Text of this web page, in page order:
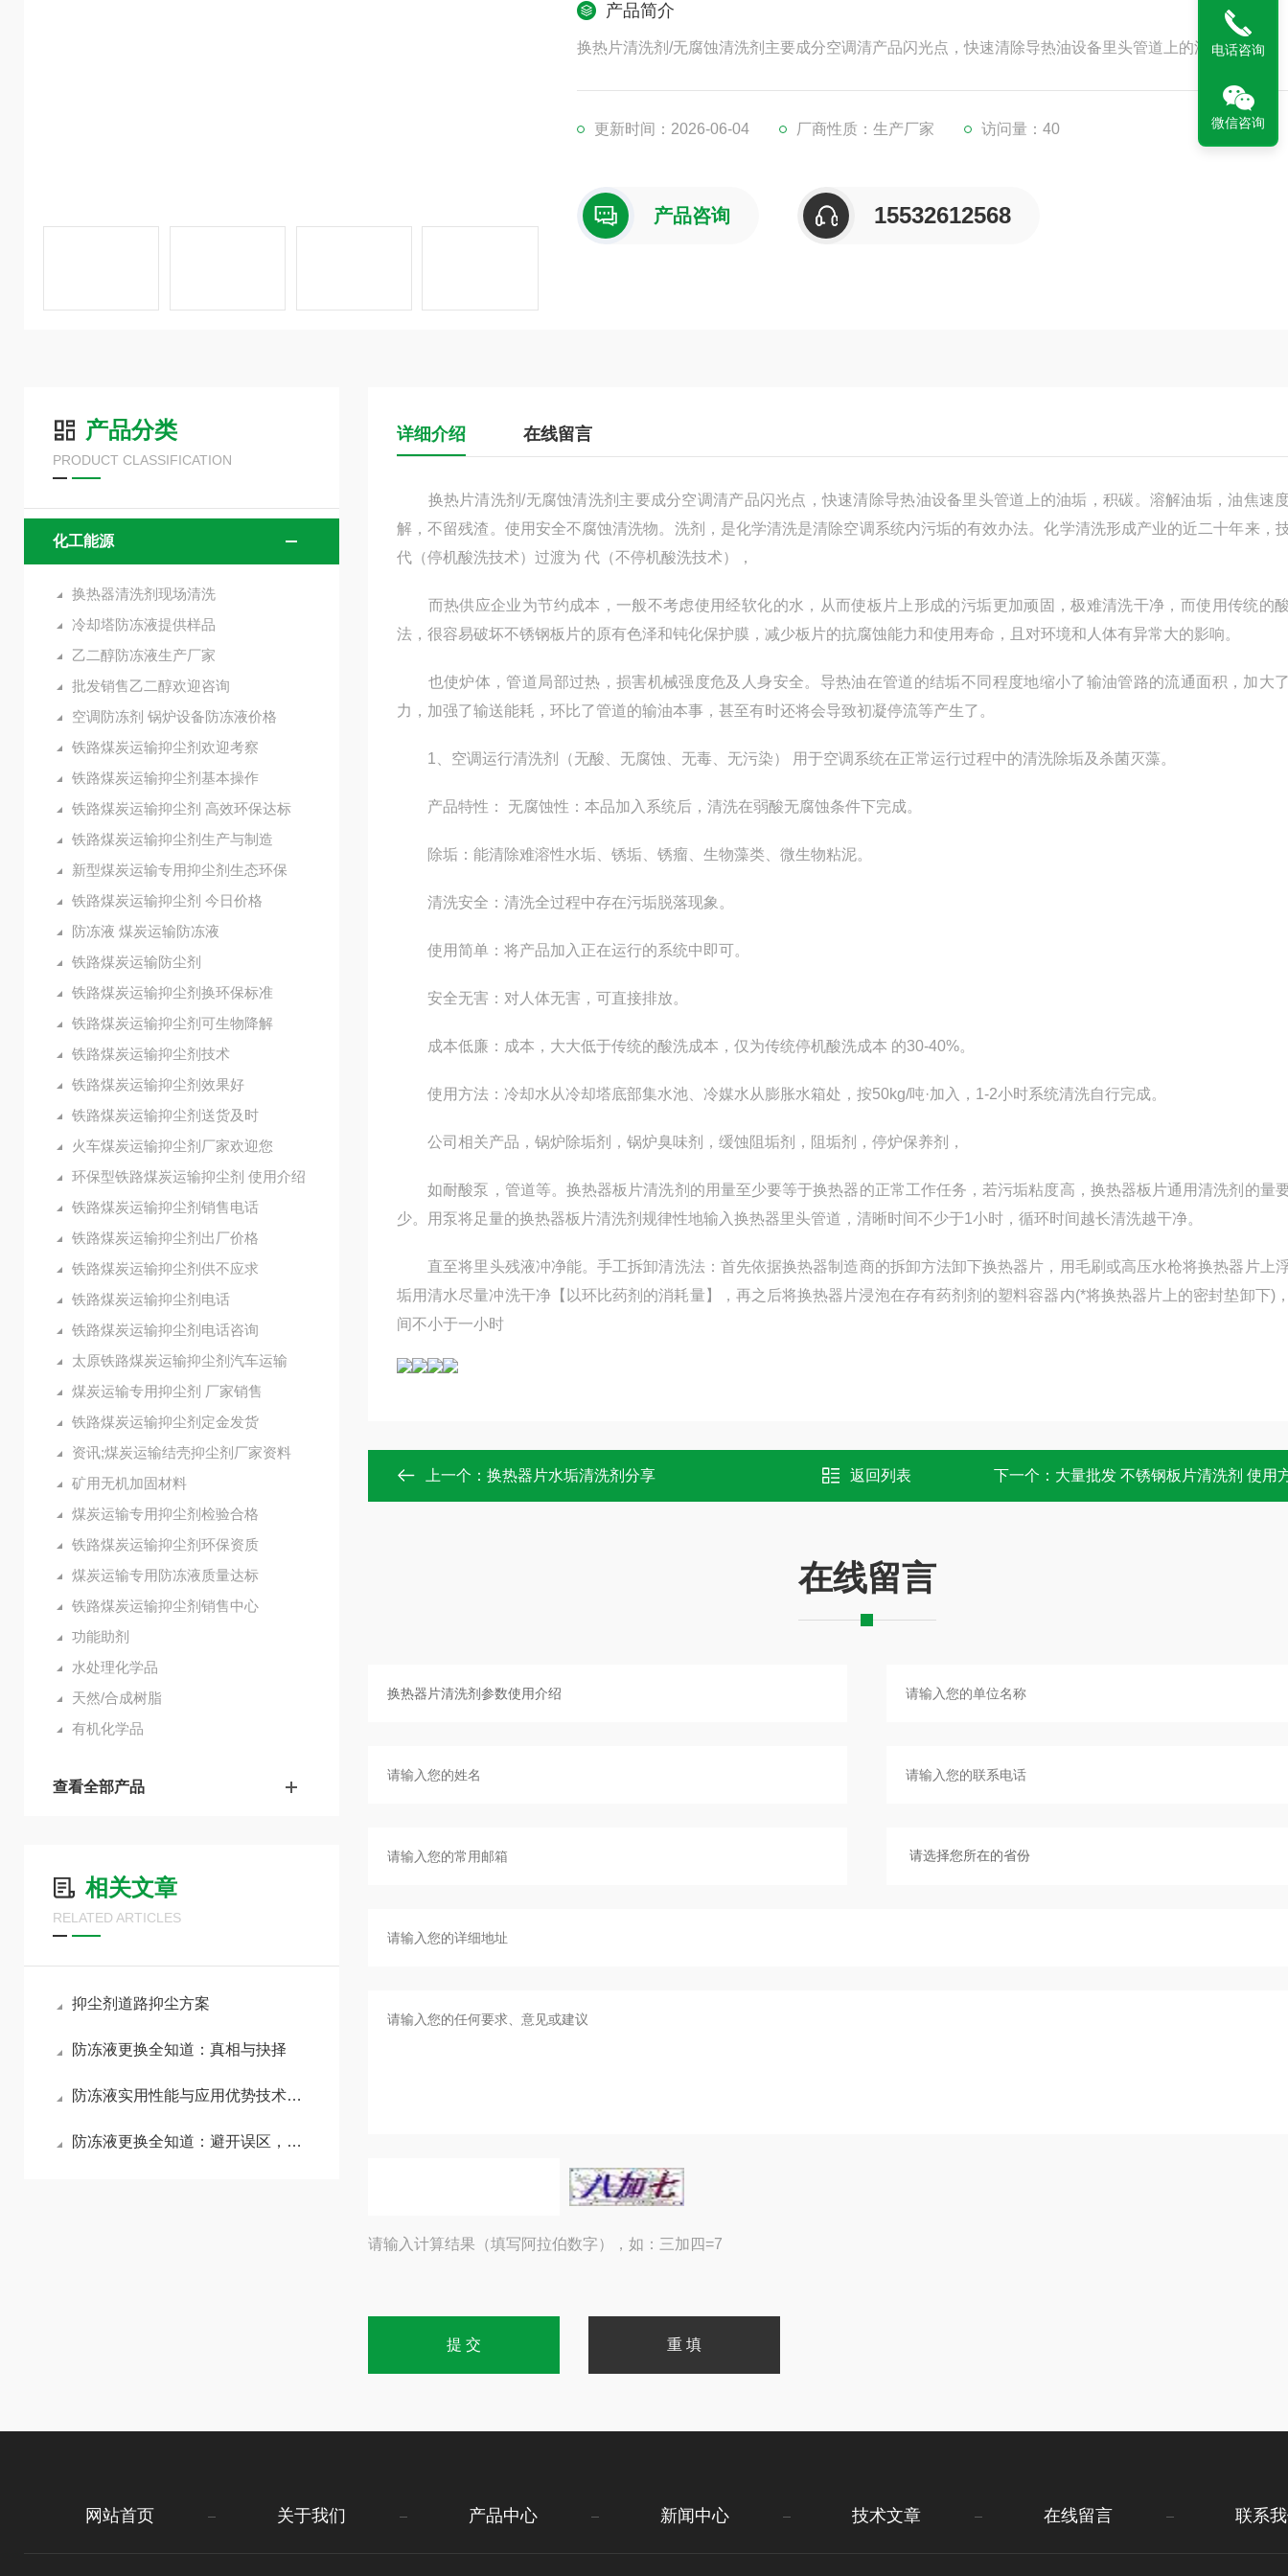
产品简介
换热片清洗剂/无腐蚀清洗剂主要成分空调清产品闪光点，快速清除导热油设备里头管道上的油垢，积碳
更新时间：2026-06-04 厂商性质：生产厂家 访问量：40
产品咨询 15532612568
产品分类
PRODUCT CLASSIFICATION
化工能源
换热器清洗剂现场清洗
冷却塔防冻液提供样品
乙二醇防冻液生产厂家
批发销售乙二醇欢迎咨询
空调防冻剂 锅炉设备防冻液价格
铁路煤炭运输抑尘剂欢迎考察
铁路煤炭运输抑尘剂基本操作
铁路煤炭运输抑尘剂 高效环保达标
铁路煤炭运输抑尘剂生产与制造
新型煤炭运输专用抑尘剂生态环保
铁路煤炭运输抑尘剂 今日价格
防冻液 煤炭运输防冻液
铁路煤炭运输防尘剂
铁路煤炭运输抑尘剂换环保标准
铁路煤炭运输抑尘剂可生物降解
铁路煤炭运输抑尘剂技术
铁路煤炭运输抑尘剂效果好
铁路煤炭运输抑尘剂送货及时
火车煤炭运输抑尘剂厂家欢迎您
环保型铁路煤炭运输抑尘剂 使用介绍
铁路煤炭运输抑尘剂销售电话
铁路煤炭运输抑尘剂出厂价格
铁路煤炭运输抑尘剂供不应求
铁路煤炭运输抑尘剂电话
铁路煤炭运输抑尘剂电话咨询
太原铁路煤炭运输抑尘剂汽车运输
煤炭运输专用抑尘剂 厂家销售
铁路煤炭运输抑尘剂定金发货
资讯;煤炭运输结壳抑尘剂厂家资料
矿用无机加固材料
煤炭运输专用抑尘剂检验合格
铁路煤炭运输抑尘剂环保资质
煤炭运输专用防冻液质量达标
铁路煤炭运输抑尘剂销售中心
功能助剂
水处理化学品
天然/合成树脂
有机化学品
查看全部产品
相关文章
RELATED ARTICLES
抑尘剂道路抑尘方案
防冻液更换全知道：真相与抉择
防冻液实用性能与应用优势技术简述
防冻液更换全知道：避开误区，精准养护
详细介绍 在线留言
换热片清洗剂/无腐蚀清洗剂主要成分空调清产品闪光点，快速清除导热油设备里头管道上的油垢，积碳。溶解油垢，油焦速
解，不留残渣。使用安全不腐蚀清洗物。洗剂，是化学清洗是清除空调系统内污垢的有效办法。化学清洗形成产业的近二十年来，
代（停机酸洗技术）过渡为 代（不停机酸洗技术），
而热供应企业为节约成本，一般不考虑使用经软化的水，从而使板片上形成的污垢更加顽固，极难清洗干净，而使用传统的
法，很容易破坏不锈钢板片的原有色泽和钝化保护膜，减少板片的抗腐蚀能力和使用寿命，且对环境和人体有异常大的影响。
也使炉体，管道局部过热，损害机械强度危及人身安全。导热油在管道的结垢不同程度地缩小了输油管路的流通面积，加大
力，加强了输送能耗，环比了管道的输油本事，甚至有时还将会导致初凝停流等产生了。
1、空调运行清洗剂（无酸、无腐蚀、无毒、无污染） 用于空调系统在正常运行过程中的清洗除垢及杀菌灭藻。
产品特性： 无腐蚀性：本品加入系统后，清洗在弱酸无腐蚀条件下完成。
除垢：能清除难溶性水垢、锈垢、锈瘤、生物藻类、微生物粘泥。
清洗安全：清洗全过程中存在污垢脱落现象。
使用简单：将产品加入正在运行的系统中即可。
安全无害：对人体无害，可直接排放。
成本低廉：成本，大大低于传统的酸洗成本，仅为传统停机酸洗成本 的30-40%。
使用方法：冷却水从冷却塔底部集水池、冷媒水从膨胀水箱处，按50kg/吨·加入，1-2小时系统清洗自行完成。
公司相关产品，锅炉除垢剂，锅炉臭味剂，缓蚀阻垢剂，阻垢剂，停炉保养剂，
如耐酸泵，管道等。换热器板片清洗剂的用量至少要等于换热器的正常工作任务，若污垢粘度高，换热器板片通用清洗剂的量
少。用泵将足量的换热器板片清洗剂规律性地输入换热器里头管道，清晰时间不少于1小时，循环时间越长清洗越干净。
直至将里头残液冲净能。手工拆卸清洗法：首先依据换热器制造商的拆卸方法卸下换热器片，用毛刷或高压水枪将换热器片上
垢用清水尽量冲洗干净【以环比药剂的消耗量】，再之后将换热器片浸泡在存有药剂剂的塑料容器内(*将换热器片上的密封垫卸下)
间不小于一小时
上一个： 换热器片水垢清洗剂分享 返回列表 下一个： 大量批发 不锈钢板片清洗剂 使用
在线留言
请输入计算结果（填写阿拉伯数字），如：三加四=7
网站首页 关于我们 产品中心 新闻中心 技术文章 在线留言 联系
电话咨询
微信咨询